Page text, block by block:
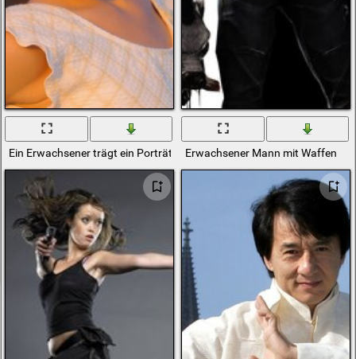
Ein Erwachsener trägt ein Porträt Erwachsener Mann mit Waffen